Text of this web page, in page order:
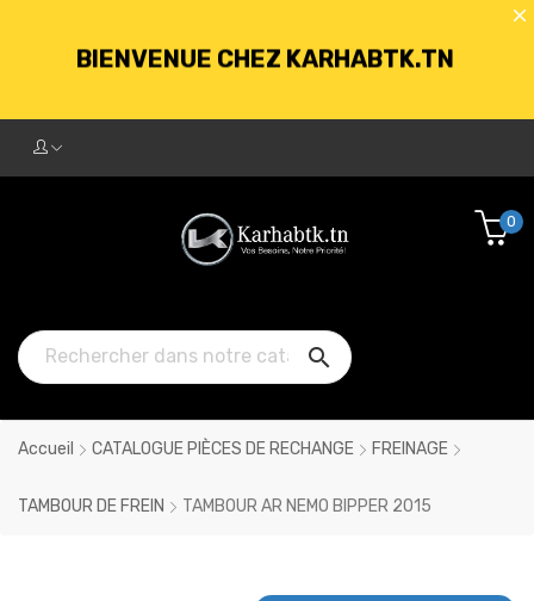
BIENVENUE CHEZ KARHABTK.TN
250DT D'ACHATS

0
Accueil CATALOGUE PIÈCES DE RECHANGE FREINAGE
TAMBOUR DE FREIN TAMBOUR AR NEMO BIPPER 2015